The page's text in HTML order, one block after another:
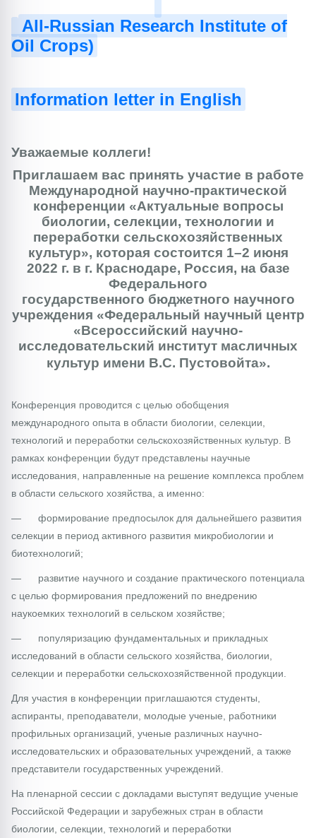
All-Russian Research Institute of
Oil Crops)
Information letter in English
Уважаемые коллеги!
Приглашаем вас принять участие в работе
Международной научно-практической
конференции «Актуальные вопросы
биологии, селекции, технологии и
переработки сельскохозяйственных
культур», которая состоится 1–2 июня
2022 г. в г. Краснодаре, Россия, на базе
Федерального
государственного бюджетного научного
учреждения «Федеральный научный центр
«Всероссийский научно-
исследовательский институт масличных
культур имени В.С. Пустовойта».
Конференция проводится с целью обобщения
международного опыта в области биологии, селекции,
технологий и переработки сельскохозяйственных культур. В
рамках конференции будут представлены научные
исследования, направленные на решение комплекса проблем
в области сельского хозяйства, а именно:
— формирование предпосылок для дальнейшего развития
селекции в период активного развития микробиологии и
биотехнологий;
— развитие научного и создание практического потенциала
с целью формирования предложений по внедрению
наукоемких технологий в сельском хозяйстве;
— популяризацию фундаментальных и прикладных
исследований в области сельского хозяйства, биологии,
селекции и переработки сельскохозяйственной продукции.
Для участия в конференции приглашаются студенты,
аспиранты, преподаватели, молодые ученые, работники
профильных организаций, ученые различных научно-
исследовательских и образовательных учреждений, а также
представители государственных учреждений.
На пленарной сессии с докладами выступят ведущие ученые
Российской Федерации и зарубежных стран в области
биологии, селекции, технологий и переработки